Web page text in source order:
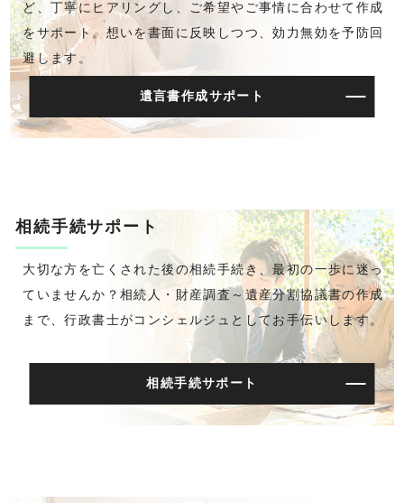
ど、丁寧にヒアリングし、ご希望やご事情に合わせて作成
をサポート。想いを書面に反映しつつ、効力無効を予防回
避します。
遺言書作成サポート
相続手続サポート
大切な方を亡くされた後の相続手続き、最初の一歩に迷っ
ていませんか？相続人・財産調査～遺産分割協議書の作成
まで、行政書士がコンシェルジュとしてお手伝いします。
相続手続サポート